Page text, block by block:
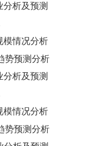
析及预测
情况分析
势预测分析
析及预测
情况分析
势预测分析